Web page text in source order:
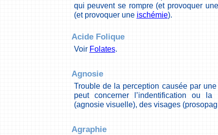
qui peuvent se rompre (et provoquer
(et provoquer une ischémie).
Acide Folique
Voir Folates.
Agnosie
Trouble de la perception causée par
peut concerner l’indentification ou la
(agnosie visuelle), des visages
Agraphie